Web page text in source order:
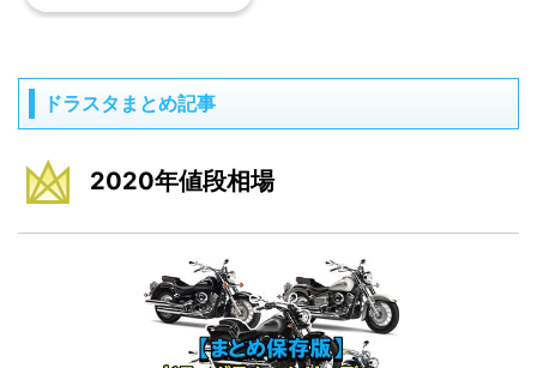
ドラスタまとめ記事
2020年値段相場